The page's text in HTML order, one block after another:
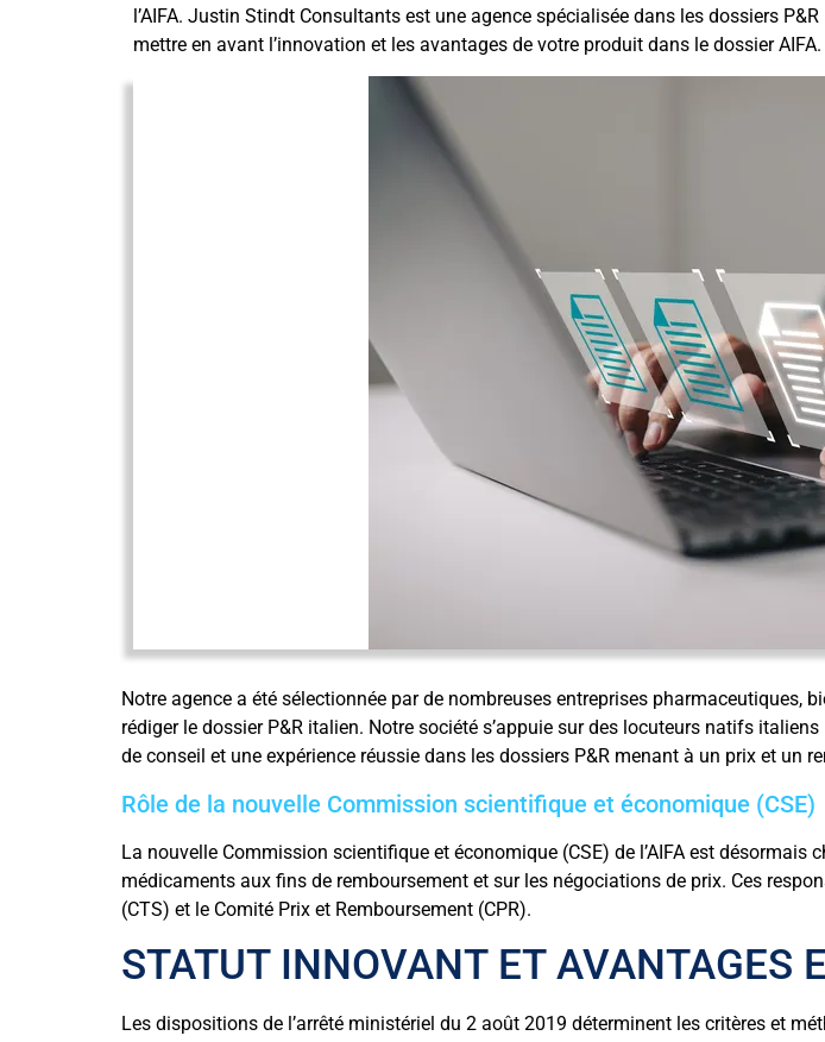
l’AIFA. Justin Stindt Consultants est une agence spécialisée dans les dossiers
mettre en avant l’innovation et les avantages de votre produit dans le dossier AIFA.
Notre agence a été sélectionnée par de nombreuses entreprises
rédiger le dossier P&R italien. Notre société s’appuie sur des locuteurs natifs
de conseil et une expérience réussie dans les dossiers P&R menant à un prix et un
Rôle de la nouvelle Commission scientifique et économique (CSE)
La nouvelle Commission scientifique et économique (CSE) de l’AIFA est
médicaments aux fins de remboursement et sur les négociations de prix. Ces
(CTS) et le Comité Prix et Remboursement (CPR).
STATUT INNOVANT ET AVANTAGES
Les dispositions de l’arrêté ministériel du 2 août 2019 déterminent les critères et